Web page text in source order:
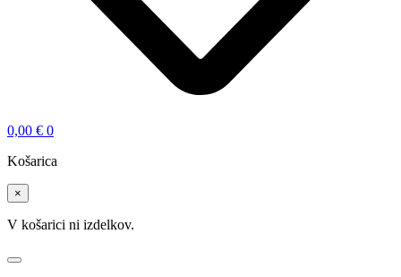
0,00 € 0
Košarica
×
V košarici ni izdelkov.